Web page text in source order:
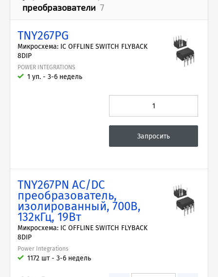
преобразователи 7
TNY267PG
Микросхема: IC OFFLINE SWITCH FLYBACK
8DIP
POWER INTEGRATIONS
1 уп. - 3-6 недель
TNY267PN AC/DC
преобразователь,
изолированный, 700В,
132кГц, 19Вт
Микросхема: IC OFFLINE SWITCH FLYBACK
8DIP
Power Integrations
1172 шт - 3-6 недель